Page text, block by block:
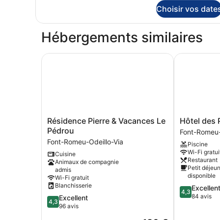
le
Chambre
Choisir vos
Hébergements similaires
Résidence
Pierre
&
Vacances
Le
Pédrou
Font-
Romeu-
Odeillo-
Via
Résidence Pierre & Vacances Le
Pédrou
Font-Romeu-Odeillo-Via
Cuisine
Animaux de compagnie
admis
Wi-Fi gratuit
Blanchisserie
4.3
sur
4,3 Excellent
96 avis
Résidence Pierre & Vacances Le Pédrou
Hôtel
des
Pyrénées
Font-
Romeu-
Odeillo-
Via
Hôtel des
Font-
Piscine
Wi-Fi
Restaurant
Petit
disponible
4.3
sur
4,3 Excellent
84 avis
Hôtel des